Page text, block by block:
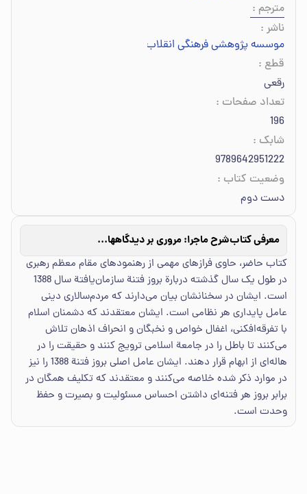
مترجم :
ناشر :
موسسه پژوهشی فرهنگی انقلاب اسلامی
قطع :
رقعی
تعداد صفحات :
196
شابک :
9789642951222
وضعیت کتاب :
دست دوم
معرفی کتاب شرح ماجرا: مروری بر دیدگاههای حضرت آیت‌الله العظمی سیدعلی خامنه‌ای (مدظله‌العالی) رهبر معظم انقلاب اسلامی پیرامون فتنه سال 1388
کتاب حاضر، حاوی فرازهای مهمی از رهنمودهای مقام معظم رهبری
در طول یک سال گذشته دربارة بروز فتنة سازمان‌یافتة سال 1388
است. ایشان در سخنانشان بیان می‌دارند که مردم‌سالاری دینی
عامل پایداری هر نظامی است. ایشان معتقدند که دشمنان اسلام
با تفرقه‌افکنی، اغفال خواص و نخبگان و انحراف اذهان تلاش
می‌کنند تا باطل را در جامعة اسلامی ترویج کنند و حقیقت را در
هاله‌ای از ابهام قرار دهند. ایشان عامل اصلی بروز فتنة 1388 را نیز
در موارد ذکر شده خلاصه می‌کنند و معتقدند که تکلیف همگان در
برابر بروز هر فتنه‌ای داشتن احساس مسئولیت و بصیرت و حفظ
وحدت است.